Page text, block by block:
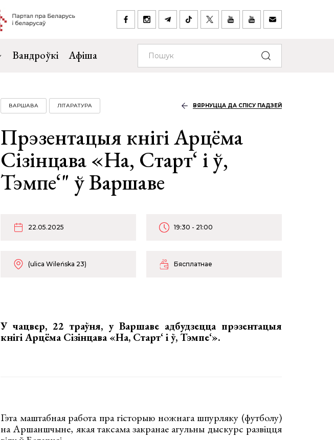
Вандроўкі Афіша
ВАРШАВА ЛІТАРАТУРА ВЯРНУЦЦА ДА СПІСУ ПАДЗЕЙ
Прэзентацыя кнігі Арцёма
Сізінцава «На, Старт‘ і ў,
Тэмпе‘" ў Варшаве
22.05.2025 19:30 - 21:00
(ulica Wileńska 23) Бясплатнае
У чацвер, 22 траўня, у Варшаве адбудзецца прэзентацыя
кнігі Арцёма Сізінцава «На, Старт‘ і ў, Тэмпе‘».
Гэта маштабная работа пра гісторыю ножнага шпурляку (футболу)
на Аршаншчыне, якая таксама закранае агульны дыскурс развіцця